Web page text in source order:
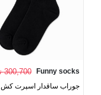
Funny socks 300,700 تومان
جوراب ساقدار اسپرت کش